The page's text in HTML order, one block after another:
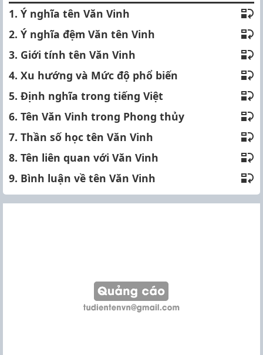
1. Ý nghĩa tên Văn Vinh
2. Ý nghĩa đệm Văn tên Vinh
3. Giới tính tên Văn Vinh
4. Xu hướng và Mức độ phổ biến
5. Định nghĩa trong tiếng Việt
6. Tên Văn Vinh trong Phong thủy
7. Thần số học tên Văn Vinh
8. Tên liên quan với Văn Vinh
9. Bình luận về tên Văn Vinh